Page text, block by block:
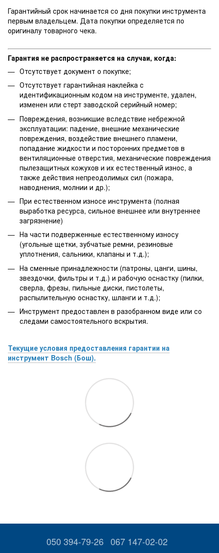
Гарантийный срок начинается со дня покупки инструмента
первым владельцем. Дата покупки определяется по
оригиналу товарного чека.
Гарантия не распространяется на случаи, когда:
Отсутствует документ о покупке;
Отсутствует гарантийная наклейка с
идентификационным кодом на инструменте, удален,
изменен или стерт заводской серийный номер;
Повреждения, возникшие вследствие небрежной
эксплуатации: падение, внешние механические
повреждения, воздействие внешнего пламени,
попадание жидкости и посторонних предметов в
вентиляционные отверстия, механические повреждения
пылезащитных кожухов и их естественный износ, а
также действия непреодолимых сил (пожара,
наводнения, молнии и др.);
При естественном износе инструмента (полная
выработка ресурса, сильное внешнее или внутреннее
загрязнение)
На части подверженные естественному износу
(угольные щетки, зубчатые ремни, резиновые
уплотнения, сальники, клапаны и т.д.);
На сменные принадлежности (патроны, цанги, шины,
звездочки, фильтры и т.д.) и рабочую оснастку (пилки,
сверла, фрезы, пильные диски, пистолеты,
распылительную оснастку, шланги и т.д.);
Инструмент предоставлен в разобранном виде или со
следами самостоятельного вскрытия.
Текущие условия предоставления гарантии на
инструмент Bosch (Бош).
050 394-79-26 067 147-02-02